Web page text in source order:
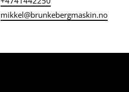
mikkel@brunkebergmaskin.no